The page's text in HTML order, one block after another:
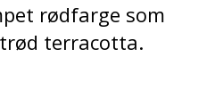
rødfarge som
terracotta.